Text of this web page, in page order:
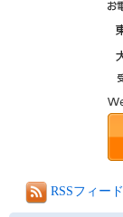
RSSフィー